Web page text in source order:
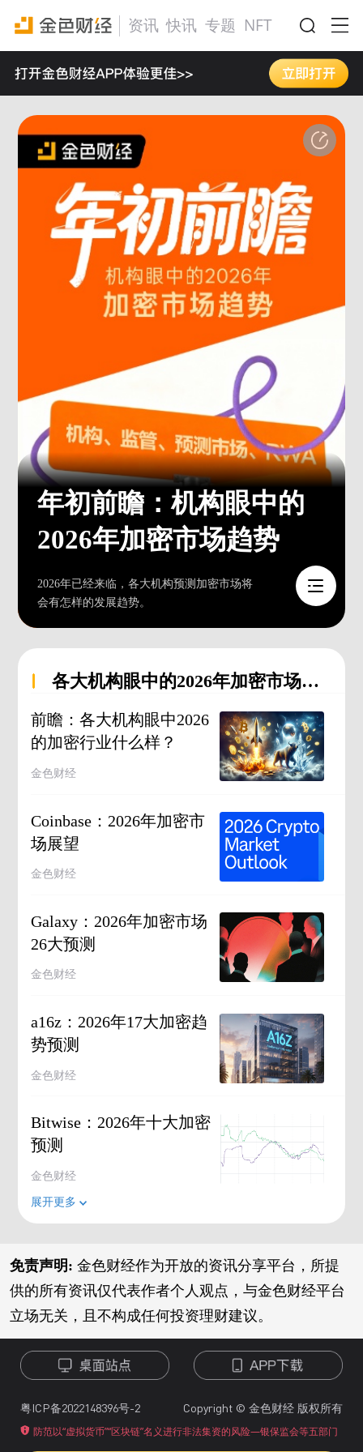
资讯 快讯 专题 NFT
年初前瞻：机构眼中的
2026年加密市场趋势
2026年已经来临，各大机构预测加密市场将
会有怎样的发展趋势。
各大机构眼中的2026年加密市场发
前瞻：各大机构眼中2026
的加密行业什么样？
金色财经
Coinbase：2026年加密市
场展望
金色财经
Galaxy：2026年加密市场
26大预测
金色财经
a16z：2026年17大加密趋
势预测
金色财经
Bitwise：2026年十大加密
预测
金色财经
展开更多
免责声明: 金色财经作为开放的资讯分享平台，所提
供的所有资讯仅代表作者个人观点，与金色财经平台
立场无关，且不构成任何投资理财建议。
粤ICP备2022148396号-2 Copyright © 金色财经 版权所有
防范以“虚拟货币”“区块链”名义进行非法集资的风险—银保监会等五部门